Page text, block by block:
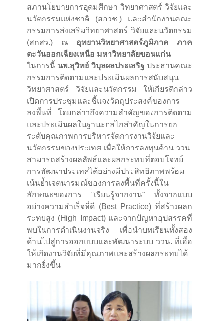
สภานโยบายการอุดมศึกษา วิทยาศาสตร์ วิจัยและ
นวัตกรรมแห่งชาติ (สอวช.) และสำนักงานคณะ
กรรมการส่งเสริมวิทยาศาสตร์ วิจัยและนวัตกรรม
(สกสว.) ณอุทยานวิทยาศาสตร์ภูมิภาค ภาค
ตะวันออกเฉียงเหนือ มหาวิทยาลัยขอนแก่น
ในการนี้ นพ.สุวิทย์ วิบุลผลประเสริฐประธานคณะ
กรรมการติดตามและประเมินผลการสนับสนุน
วิทยาศาสตร์ วิจัยและนวัตกรรม ให้เกียรติกล่าว
เปิดการประชุมและชี้แจงวัตถุประสงค์ของการ
ลงพื้นที่ โดยกล่าวถึงความสำคัญของการติดตาม
และประเมินผลในฐานะกลไกสำคัญในการยก
ระดับคุณภาพการบริหารจัดการงานวิจัยและ
นวัตกรรมของประเทศ เพื่อให้การลงทุนด้าน ววน.
สามารถสร้างผลลัพธ์และผลกระทบที่ตอบโจทย์
การพัฒนาประเทศได้อย่างมีประสิทธิภาพพร้อม
เน้นย้ำเจตนารมณ์ของการลงพื้นที่ครั้งนี้ใน
ลักษณะของการ “เรียนรู้จากงาน” ทั้งจากแบบ
อย่างความสำเร็จที่ดี (Best Practice) ที่สร้างผลก
ระทบสูง (High Impact) และจากปัญหาอุปสรรคที่
พบในการดำเนินงานจริง เพื่อนำบทเรียนทั้งสอง
ด้านไปสู่การออกแบบและพัฒนาระบบ ววน. ที่เอื้อ
ให้เกิดงานวิจัยที่มีคุณภาพและสร้างผลกระทบได้
มากยิ่งขึ้น